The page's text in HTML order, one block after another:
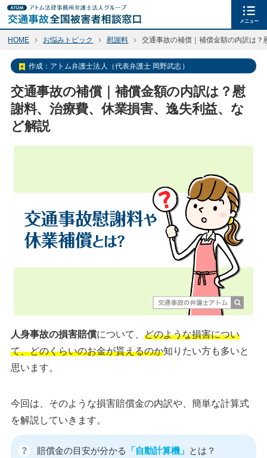
メニュー
HOME お悩みトピック 慰謝料 交通事故の補償｜補償金額の内訳は
作成：アトム弁護士法人（代表弁護士 岡野武志）
交通事故の補償｜補償金額の内訳は？慰
謝料、治療費、休業損害、逸失利益、な
ど解説
人身事故の損害賠償について、 どのような損害につい
て、どのくらいのお金が貰えるのか知りたい方も多いと
思います。
今回は、そのような損害賠償金の内訳や、簡単な計算式
を解説していきます。
賠償金の目安が分かる 「自動計算機」 とは？